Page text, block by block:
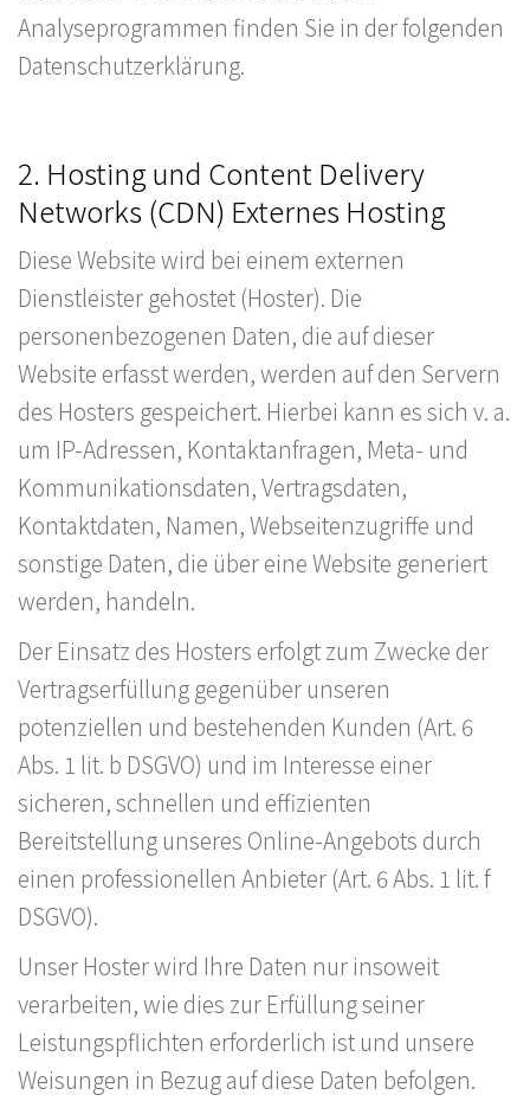
Analyseprogrammen finden Sie in der folgenden
Datenschutzerklärung.
2. Hosting und Content Delivery
Networks (CDN) Externes Hosting
Diese Website wird bei einem externen
Dienstleister gehostet (Hoster). Die
personenbezogenen Daten, die auf dieser
Website erfasst werden, werden auf den Servern
des Hosters gespeichert. Hierbei kann es sich v. a.
um IP-Adressen, Kontaktanfragen, Meta- und
Kommunikationsdaten, Vertragsdaten,
Kontaktdaten, Namen, Webseitenzugriffe und
sonstige Daten, die über eine Website generiert
werden, handeln.
Der Einsatz des Hosters erfolgt zum Zwecke der
Vertragserfüllung gegenüber unseren
potenziellen und bestehenden Kunden (Art. 6
Abs. 1 lit. b DSGVO) und im Interesse einer
sicheren, schnellen und effizienten
Bereitstellung unseres Online-Angebots durch
einen professionellen Anbieter (Art. 6 Abs. 1 lit. f
DSGVO).
Unser Hoster wird Ihre Daten nur insoweit
verarbeiten, wie dies zur Erfüllung seiner
Leistungspflichten erforderlich ist und unsere
Weisungen in Bezug auf diese Daten befolgen.